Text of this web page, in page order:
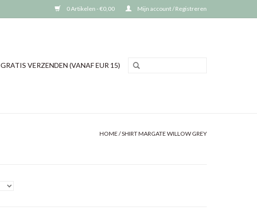
0 Artikelen - €0,00 Mijn account / Registreren
GRATIS VERZENDEN (VANAF EUR 15)
HOME /SHIRT MARGATE WILLOW GREY